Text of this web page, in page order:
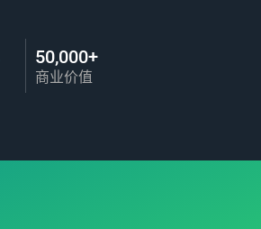
50,000+
商业价值